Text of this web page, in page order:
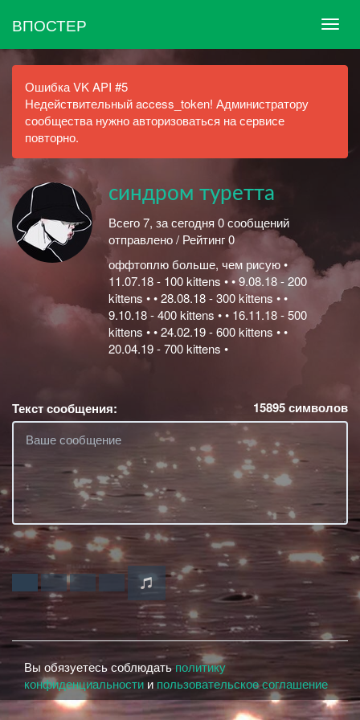
ВПОСТЕР
Ошибка VK API #5
Недействительный access_token! Администратору
сообщества нужно авторизоваться на сервисе
повторно.
синдром туретта
Всего 7, за сегодня 0 сообщений
отправлено / Рейтинг 0
оффтоплю больше, чем рисую •
11.07.18 - 100 kittens • • 9.08.18 - 200
kittens • • 28.08.18 - 300 kittens • •
9.10.18 - 400 kittens • • 16.11.18 - 500
kittens • • 24.02.19 - 600 kittens • •
20.04.19 - 700 kittens •
Текст сообщения: 15895символов
Вы обязуетесь соблюдать политику
конфиденциальности и пользовательское соглашение